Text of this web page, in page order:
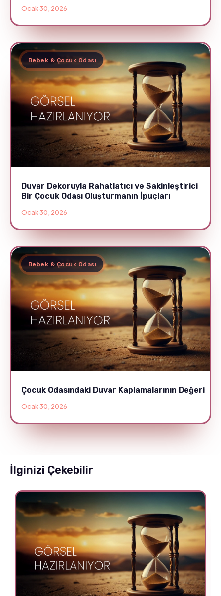
Ocak 30, 2026
Bebek & Çocuk Odası
Duvar Dekoruyla Rahatlatıcı ve Sakinleştirici
Bir Çocuk Odası Oluşturmanın İpuçları
Ocak 30, 2026
Bebek & Çocuk Odası
Çocuk Odasındaki Duvar Kaplamalarının Değeri
Ocak 30, 2026
İlginizi Çekebilir